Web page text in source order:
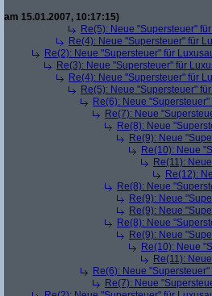
am 15.01.2007, 10:17:15)
Re(5): Neue "Supersteuer"
Re(4): Neue "Supersteuer" für
Re(2): Neue "Supersteuer" für
Re(3): Neue "Supersteuer" für
Re(4): Neue "Supersteuer" für
Re(5): Neue "Supersteuer"
Re(6): Neue
Re(7): Neue
Re(8): Neue
Re(9): Neue
Re(10): Neue
Re(11):
Re(12):
Re(8): Neue
Re(9): Neue
Re(9): Neue
Re(8): Neue
Re(9): Neue
Re(10): Neue
Re(11):
Re(6): Neue
Re(7): Neue